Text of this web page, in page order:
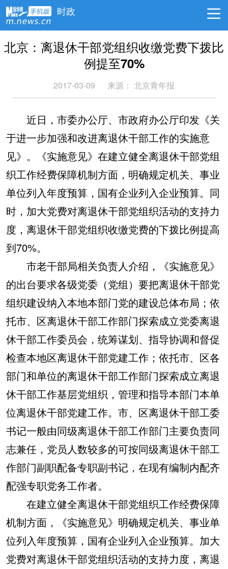
时政
北京：离退休干部党组织收缴党费下拨比
例提至70%
2017-03-09 来源： 北京青年报
近日，市委办公厅、市政府办公厅印发《关
于进一步加强和改进离退休干部工作的实施意
见》。《实施意见》在建立健全离退休干部党组
织工作经费保障机制方面，明确规定机关、事业
单位列入年度预算，国有企业列入企业预算。同
时，加大党费对离退休干部党组织活动的支持力
度，离退休干部党组织收缴党费的下拨比例提高
到70%。
市老干部局相关负责人介绍，《实施意见》
的出台要求各级党委（党组）要把离退休干部党
组织建设纳入本地本部门党的建设总体布局；依
托市、区离退休干部工作部门探索成立党委离退
休干部工作委员会，统筹谋划、指导协调和督促
检查本地区离退休干部党建工作；依托市、区各
部门和单位的离退休干部工作部门探索成立离退
休干部工作基层党组织，管理和指导本部门本单
位离退休干部党建工作。市、区离退休干部工委
书记一般由同级离退休干部工作部门主要负责同
志兼任，党员人数较多的可按同级离退休干部工
作部门副职配备专职副书记，在现有编制内配齐
配强专职党务工作者。
在建立健全离退休干部党组织工作经费保障
机制方面，《实施意见》明确规定机关、事业单
位列入年度预算，国有企业列入企业预算。加大
党费对离退休干部党组织活动的支持力度，离退